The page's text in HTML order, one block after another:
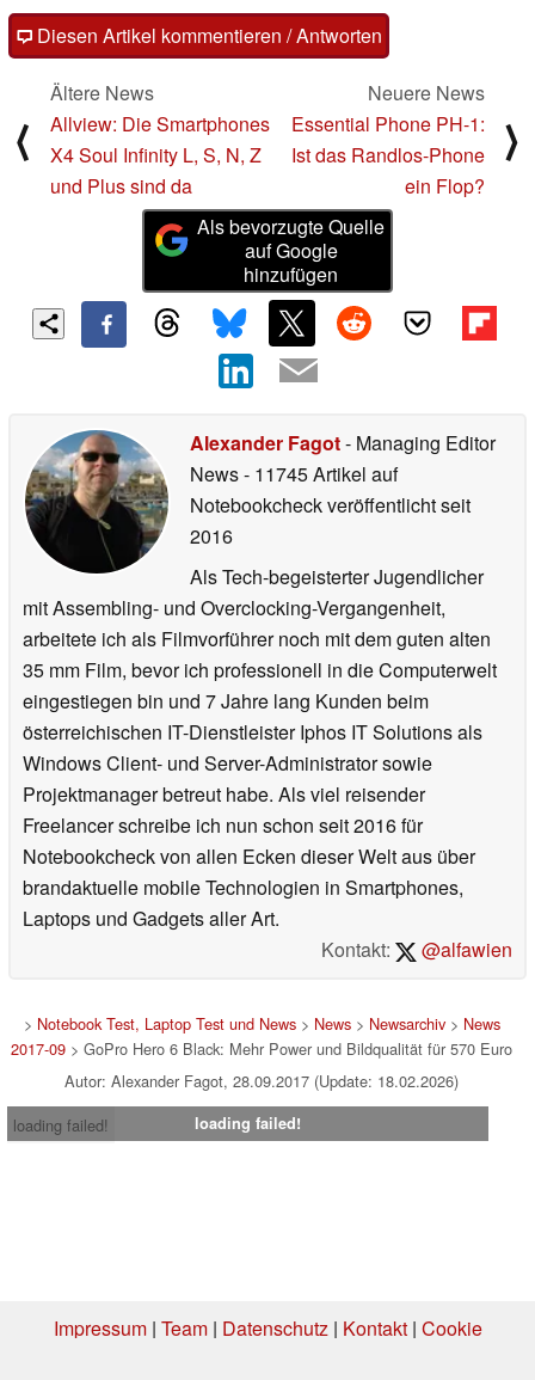
Diesen Artikel kommentieren / Antworten
⟨
Ältere News
Allview: Die Smartphones
X4 Soul Infinity L, S, N, Z
und Plus sind da
Neuere News
Essential Phone PH-1:
Ist das Randlos-Phone
ein Flop?
⟩
Als bevorzugte Quelle
auf Google
hinzufügen
Alexander Fagot- Managing Editor
News- 11745 Artikel auf
Notebookcheck veröffentlichtseit
2016
Als Tech-begeisterter Jugendlicher
mit Assembling- und Overclocking-Vergangenheit,
arbeitete ich als Filmvorführer noch mit dem guten alten
35 mm Film, bevor ich professionell in die Computerwelt
eingestiegen bin und 7 Jahre lang Kunden beim
österreichischen IT-Dienstleister Iphos IT Solutions als
Windows Client- und Server-Administrator sowie
Projektmanager betreut habe. Als viel reisender
Freelancer schreibe ich nun schon seit 2016 für
Notebookcheck von allen Ecken dieser Welt aus über
brandaktuelle mobile Technologien in Smartphones,
Laptops und Gadgets aller Art.
Kontakt:
@alfawien
> Notebook Test, Laptop Test und News> News> Newsarchiv> News
2017-09 > GoPro Hero 6 Black: Mehr Power und Bildqualität für 570 Euro
Autor: Alexander Fagot, 28.09.2017 (Update: 18.02.2026)
loading failed!
loading failed!
Impressum| Team| Datenschutz| Kontakt| Cookie